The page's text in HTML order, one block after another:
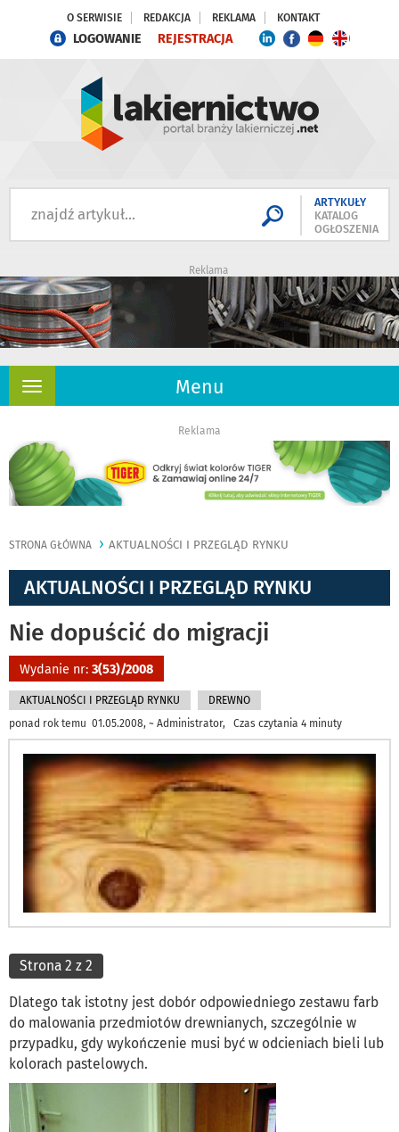
O SERWISIE REDAKCJA REKLAMA KONTAKT
LOGOWANIE REJESTRACJA
ARTYKUŁY
KATALOG
OGŁOSZENIA
Reklama
Menu
Rozwiń
Reklama
STRONA GŁÓWNA AKTUALNOŚCI I PRZEGLĄD RYNKU
AKTUALNOŚCI I PRZEGLĄD RYNKU
Nie dopuścić do migracji
Wydanie nr: 3(53)/2008
AKTUALNOŚCI I PRZEGLĄD RYNKU
DREWNO
ponad rok temu 01.05.2008, ~ Administrator, Czas czytania 4 minuty
Strona 2 z 2
Dlatego tak istotny jest dobór odpowiedniego zestawu farb
do malowania przedmiotów drewnianych, szczególnie w
przypadku, gdy wykończenie musi być w odcieniach bieli lub
kolorach pastelowych.